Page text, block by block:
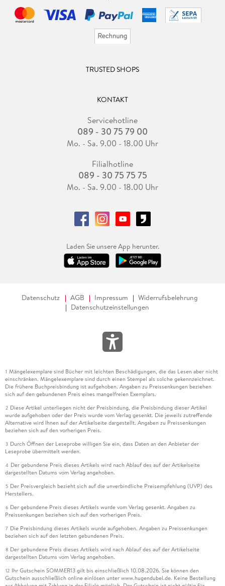
TRUSTED SHOPS
KONTAKT
Servicehotline
089 - 30 75 79 00
Mo. - Sa. 9.00 - 18.00 Uhr
Filialhotline
089 - 30 75 75 75
Mo. - Sa. 9.00 - 18.00 Uhr
Laden Sie unsere App herunter.
Datenschutz AGB Impressum
Widerrufsbelehrung
Datenschutzeinstellungen
1 Mängelexemplare sind Bücher mit leichten Beschädigungen, die das Lesen aber nicht
einschränken. Mängelexemplare sind durch einen Stempel als solche gekennzeichnet.
Die frühere Buchpreisbindung ist aufgehoben. Angaben zu Preissenkungen beziehen
sich auf den gebundenen Preis eines mangelfreien Exemplars.
2 Diese Artikel unterliegen nicht der Preisbindung, die Preisbindung dieser Artikel
wurde aufgehoben oder der Preis wurde vom Verlag gesenkt. Die jeweils zutreffende
Alternative wird Ihnen auf der Artikelseite dargestellt. Angaben zu Preissenkungen
beziehen sich auf den vorherigen Preis.
3 Durch Öffnen der Leseprobe willigen Sie ein, dass Daten an den Anbieter der
Leseprobe übermittelt werden.
4 Der gebundene Preis dieses Artikels wird nach Ablauf des auf der Artikelseite
dargestellten Datums vom Verlag angehoben.
5 Der Preisvergleich bezieht sich auf die unverbindliche Preisempfehlung (UVP) des
Herstellers.
6 Der gebundene Preis dieses Artikels wurde vom Verlag gesenkt. Angaben zu
Preissenkungen beziehen sich auf den vorherigen Preis.
7 Die Preisbindung dieses Artikels wurde aufgehoben. Angaben zu Preissenkungen
beziehen sich auf den letzten gebundenen Preis.
8 Der gebundene Preis dieses Artikels wird nach Ablauf des auf der Artikelseite
dargestellten Datums vom Verlag angehoben.
12 Ihr Gutschein SOMMER13 gilt bis einschließlich 10.08.2026. Sie können den
Gutschein ausschließlich online einlösen unter www.hugendubel.de. Keine Bestellung